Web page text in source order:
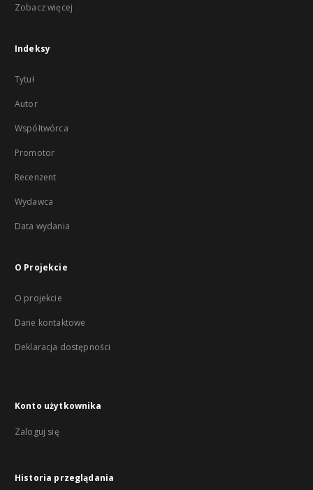
Zobacz więcej
Indeksy
Tytuł
Autor
Współtwórca
Promotor
Recenzent
Wydawca
Data wydania
O Projekcie
O projekcie
Dane kontaktowe
Deklaracja dostępności
Konto użytkownika
Zaloguj się
Historia przeglądania